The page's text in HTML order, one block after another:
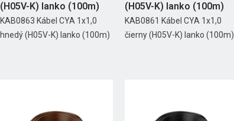
(H05V-K) lanko (100m)
KAB0863 Kábel CYA 1x1,0
hnedý (H05V-K) lanko (100m)
(H05V-K) lanko (100m)
KAB0861 Kábel CYA 1x1,0
čierny (H05V-K) lanko (100m)